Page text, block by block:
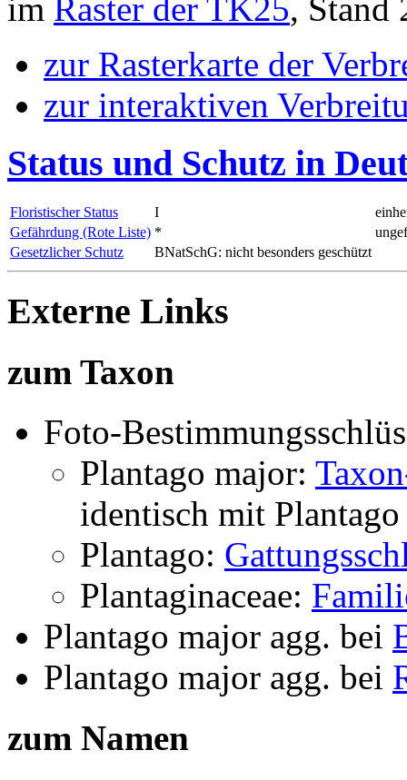
im Raster der TK25, Stand
zur Rasterkarte der
zur interaktiven
Status und Schutz in
Floristischer Status I
Gefährdung (Rote Liste) *
Gesetzlicher Schutz
BNatSchG: nicht besonders geschützt
Externe Links
zum Taxon
Foto-
Plantago major:
identisch mit
Plantago:
Plantaginaceae:
Plantago major agg. bei
Plantago major agg. bei
zum Namen